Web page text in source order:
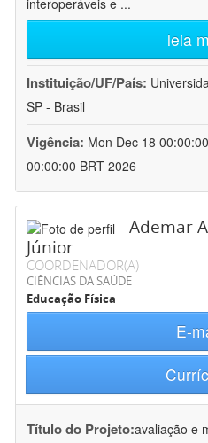
interoperáveis e ...
leia
Instituição/UF/País:
SP - Brasil
Vigência: Mon Dec 18
00:00:00 BRT 2026
Ademar
Júnior
COORDENADOR(A)
CIÊNCIAS DA SAÚDE
Educação Física
E-
Título do Projeto:avaliação e